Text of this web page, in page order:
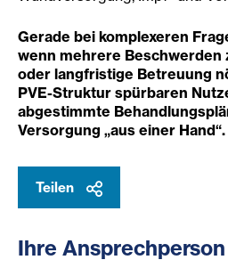
Gerade bei komplexeren
wenn mehrere Beschwerden
oder langfristige Betreuung
PVE-Struktur spürbaren
abgestimmte
Versorgung „aus einer Hand“.
Teilen
Ihre